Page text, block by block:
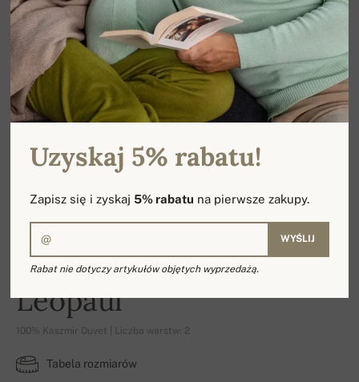
Leopaul
100% Kaszmir Duvet | Liczba warstw: 2
Tabela rozmiarów
Uzyskaj 5% rabatu!
Zapisz się i zyskaj5% rabatu na pierwsze zakupy.
WYŚLIJ
Rabat nie dotyczy artykułów objętych wyprzedażą.